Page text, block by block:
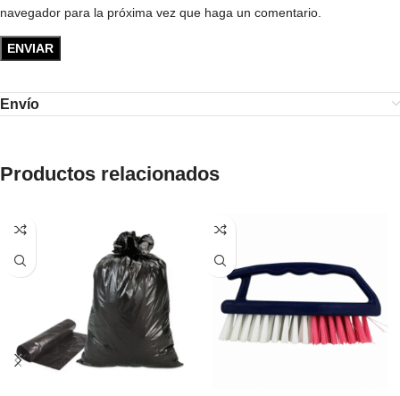
navegador para la próxima vez que haga un comentario.
Envío
Productos relacionados